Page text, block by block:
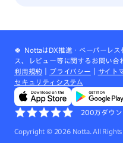
🍀 NottaはDX推進・ペーパーレ
ス、レビュー等に関するお問い合
利用規約
プライバシー サイト
セキュリティシステム
200万ダウン
Copyright © 2026Notta. All Rights